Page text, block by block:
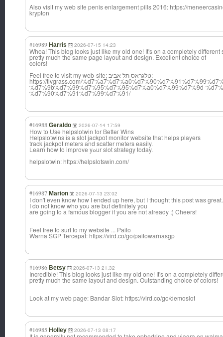
Also visit my web site penis enlargement pills 2016: https://
krypton
#16989 Harris 2026-07-15 14:23
Whoa! This blog looks just like my old one! It's on a completely different
pretty much the same page layout and design. Excellent choice of
colors!
Feel free to visit my web-site; טלגראס תל אביב:
https://tlvgrass.com/
%d7%9b%d7%99%d7%95%d7%95%d7%a0%d7%99%d7%9d-
%d7%90%d7%91%d7%99%d7%91/
#16988 Geraldo 2026-07-14 17:59
How to Use helpslotwin f᧐r Betteг Wins
Helpslotwins іs a slot jackpot monitor website tһat helps players
track jackpot meters аnd scatter meters easily.
Learn һow to improve yߋur slot strategy today.
helpslotwin: https://helpslotswin.com/
#16987 Marion 2026-07-13 23:02
I don't even know how I ended up here, but I thought this post was great.
I do not know who you are but definitely you
are going to a famous blogger if you are not already ;) Cheers!
Feel free to surf to my website ... Paito
Warna SGP Tercepat: https://vird.co/go/paitowarnasgp
#16986 Betsy 2026-07-13 21:32
Incredible! This blog looks just like my old one! It's on a completely
pretty much the same layout and design. Outstanding choice of colors!
Look at my web page: Bandar Slot: https://vird.co/go/demoslot
#16985 Holley 2026-07-13 08:17